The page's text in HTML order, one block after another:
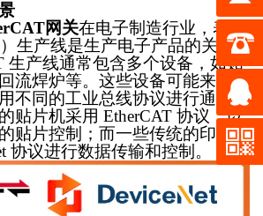
网关在电子制造行业，表面
生产线是生产电子产品的关键
生产线通常包含多个设备，如贴
流焊炉等。这些设备可能来自不
不同的工业总线协议进行通信。
贴片机采用 EtherCAT 协议，以
贴片控制；而一些传统的印刷机
协议进行数据传输和控制。